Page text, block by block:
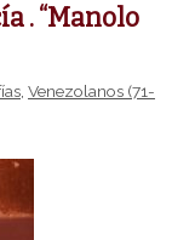
. “Manolo
,Venezolanos (71-